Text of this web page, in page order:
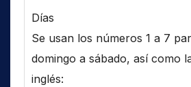
Días
Se usan los números 1 a 7
domingo a sábado, así como
inglés: